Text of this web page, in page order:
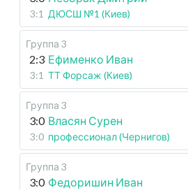
3:1 ДЮСШ №1 (Киев)
Группа 3
2:3 Ефименко Иван
3:1 ТТ Форсаж (Киев)
Группа 3
3:0 Власян Сурен
3:0 профессионал (Чернигов)
Группа 3
3:0 Федоришин Иван